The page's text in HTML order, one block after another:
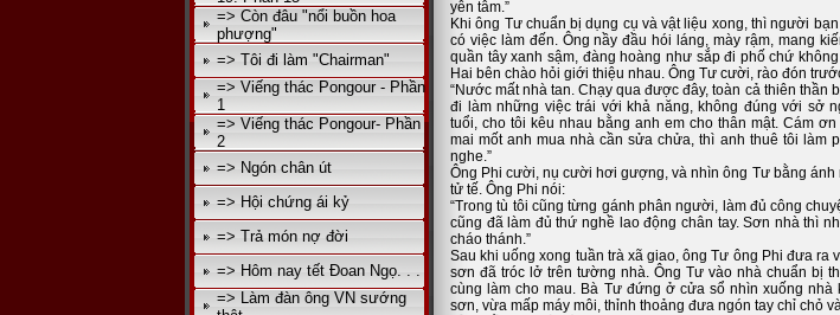
=> Còn đâu "nổi buồn hoa
phượng"
=> Tôi đi làm "Chairman"
=> Viếng thác Pongour - Phần
1
=> Viếng thác Pongour- Phần
2
=> Ngón chân út
=> Hội chứng ái kỷ
=> Trả món nợ đời
=> Hôm nay tết Đoan Ngọ. . .
=> Làm đàn ông VN sướng
yên tâm.”
Khi ông Tư chuẩn bị dụng cụ và vật liệu xong, thì người
có việc làm đến. Ông nầy đầu hói láng, mày rậm, mang
quần tây xanh sậm, đàng hoàng như sắp đi phố chứ
Hai bên chào hỏi giới thiệu nhau. Ông Tư cười, rào đón
“Nước mất nhà tan. Chạy qua được đây, toàn cả thiên thần
đi làm những việc trái với khả năng, không đúng với sở
tuổi, cho tôi kêu nhau bằng anh em cho thân mật. Cám
mai mốt anh mua nhà cần sửa chửa, thì anh thuê tôi làm
nghe.”
Ông Phi cười, nụ cười hơi gượng, và nhìn ông Tư bằng ánh
tử tế. Ông Phi nói:
“Trong tù tôi cũng từng gánh phân người, làm đủ công
cũng đã làm đủ thứ nghề lao động chân tay. Sơn nhà thì
cháo thánh.”
Sau khi uống xong tuần trà xã giao, ông Tư ông Phi đưa ra
sơn đã tróc lở trên tường nhà. Ông Tư vào nhà chuẩn bị
cùng làm cho mau. Bà Tư đứng ở cửa sổ nhìn xuống nhà
sơn, vừa mấp máy môi, thỉnh thoảng đưa ngón tay chỉ chỏ